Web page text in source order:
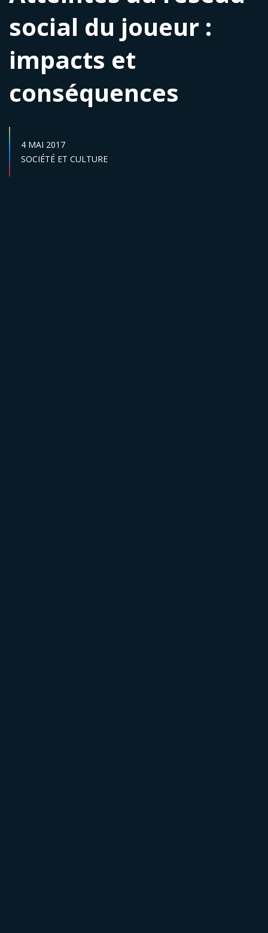
social du joueur :
impacts et
conséquences
DATE DE PUBLICATION :
4 MAI 2017
Secteur :
SOCIÉTÉ ET CULTURE